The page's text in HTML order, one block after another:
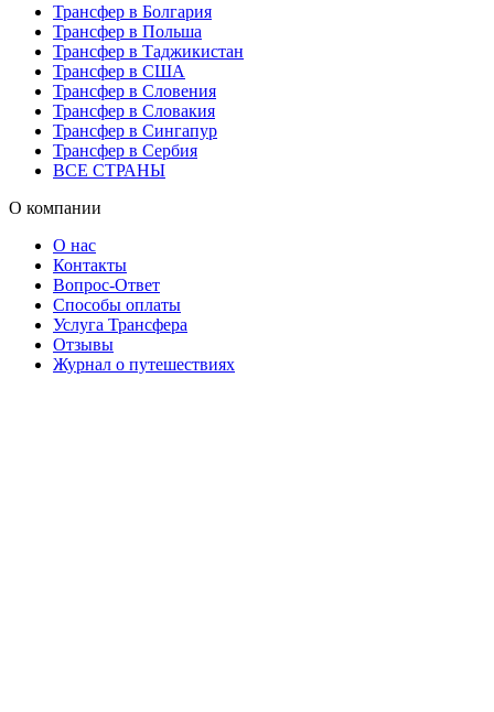
Трансфер в Болгария
Трансфер в Польша
Трансфер в Таджикистан
Трансфер в США
Трансфер в Словения
Трансфер в Словакия
Трансфер в Сингапур
Трансфер в Сербия
ВСЕ СТРАНЫ
О компании
О нас
Контакты
Вопрос-Ответ
Способы оплаты
Услуга Трансфера
Отзывы
Журнал о путешествиях